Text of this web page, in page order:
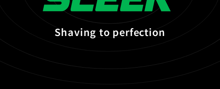
Shaving to perfection